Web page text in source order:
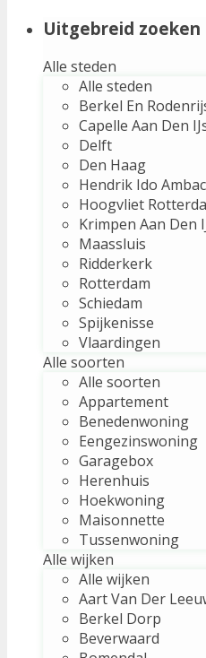
Uitgebreid zoeken
Alle steden
Alle steden
Berkel En
Capelle Aan Den
Delft
Den Haag
Hendrik Ido
Hoogvliet
Krimpen Aan Den
Maassluis
Ridderkerk
Rotterdam
Schiedam
Spijkenisse
Vlaardingen
Alle soorten
Alle soorten
Appartement
Benedenwoning
Eengezinswoning
Garagebox
Herenhuis
Hoekwoning
Maisonnette
Tussenwoning
Alle wijken
Alle wijken
Aart Van Der
Berkel Dorp
Beverwaard